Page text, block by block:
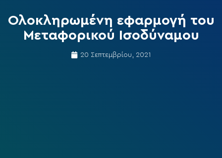
Ολοκληρωμένη εφαρμογή του
Μεταφορικού Ισοδύναμου
20 Σεπτεμβρίου, 2021